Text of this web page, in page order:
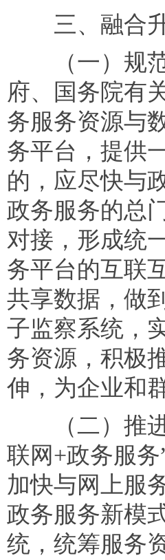
三、融合升
（一）规范
府、国务院有
务服务资源与
务平台，提供
的，应尽快与
政务服务的总
对接，形成统
务平台的互联
共享数据，做
子监察系统，
务资源，积极
伸，为企业和
（二）推进
联网+政务服
加快与网上服
政务服务新模
统，统筹服务